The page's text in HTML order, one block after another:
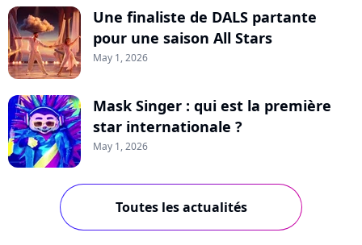
Une finaliste de DALS partante
pour une saison All Stars
May 1, 2026
Mask Singer : qui est la première
star internationale ?
May 1, 2026
Toutes les actualités